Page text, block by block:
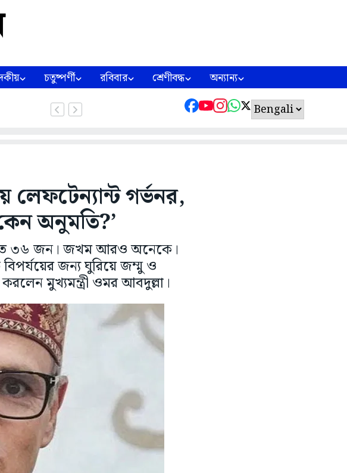
চতুষ্পর্ণী রবিবার শ্রেণীবদ্ধ অন্যান্য
লেফটেন্যান্ট গর্ভনর,
কেন অনুমতি?’
অন্তত ৩৬ জন। জখম আরও অনেকে।
জন্য ঘুরিয়ে জম্মু ও
মুখ্যমন্ত্রী ওমর আবদুল্লা।